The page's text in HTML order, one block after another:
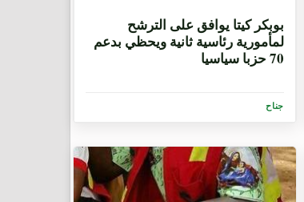
بوبكر كيتا يوافق على الترشح
لمأمورية رئاسية ثانية ويحظي بدعم
70 حزبا سياسيا
جناح